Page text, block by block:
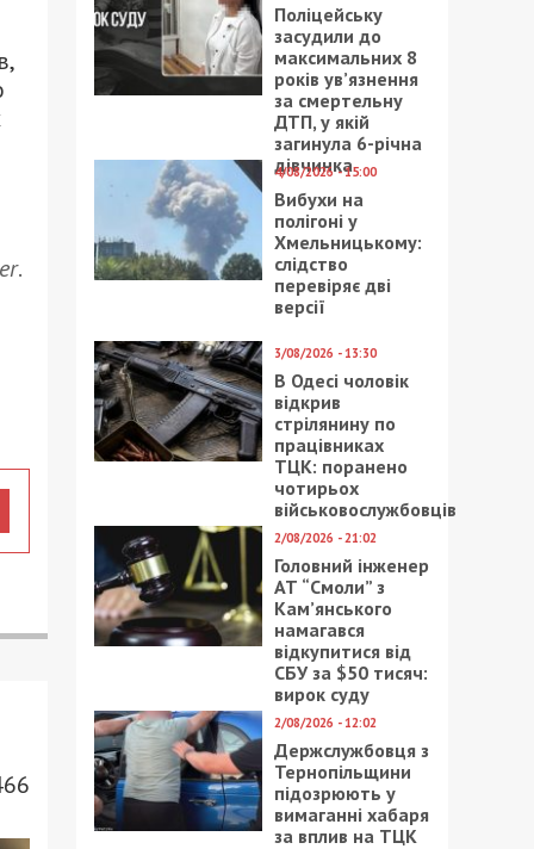
.
Поліцейську
засудили до
максимальних 8
років ув’язнення
за смертельну
ДТП, у якій
загинула 6-річна
дівчинка
4/08/2026 - 15:00
Вибухи на
полігоні у
Хмельницькому:
слідство
перевіряє дві
версії
3/08/2026 - 13:30
В Одесі чоловік
відкрив
стрілянину по
працівниках
ТЦК: поранено
чотирьох
військовослужбовців
2/08/2026 - 21:02
Головний інженер
АТ “Смоли” з
Кам’янського
намагався
відкупитися від
СБУ за $50 тисяч:
вирок суду
2/08/2026 - 12:02
Держслужбовця з
Тернопільщини
підозрюють у
вимаганні хабаря
за вплив на ТЦК